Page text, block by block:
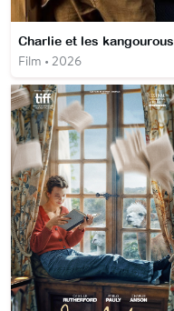
Charlie et les kangourous
Film • 2026